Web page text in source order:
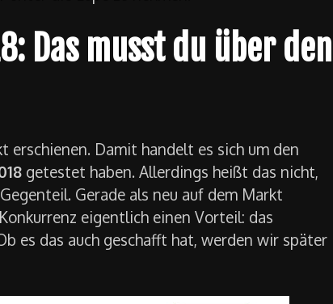
Das musst du über den
erschienen. Damit handelt es sich um den
getestet haben. Allerdings heißt das nicht,
Gerade als neu auf dem Markt
eigentlich einen Vorteil: das
es das auch geschafft hat, werden wir später